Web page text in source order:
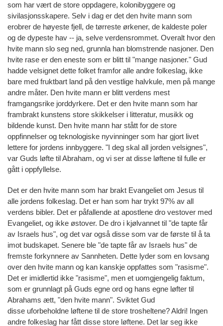
som har vært de store oppdagere, kolonibyggere og
sivilasjonsskapere. Selv i dag er det den hvite mann som
erobrer de høyeste fjell, de tørreste ørkener, de kaldeste poler
og de dypeste hav -- ja, selve verdensrommet. Overalt hvor den
hvite mann slo seg ned, grunnla han blomstrende nasjoner. Den
hvite rase er den eneste som er blitt til "mange nasjoner." Gud
hadde velsignet dette folket framfor alle andre folkeslag, ikke
bare med fruktbart land på den vestlige halvkule, men på mange
andre måter. Den hvite mann er blitt verdens mest
framgangsrike jorddyrkere. Det er den hvite mann som har
frambrakt kunstens store skikkelser i litteratur, musikk og
bildende kunst. Den hvite mann har stått for de store
oppfinnelser og teknologiske nyvinninger som har gjort livet
lettere for jordens innbyggere. "I deg skal all jorden velsignes",
var Guds løfte til Abraham, og vi ser at disse løftene til fulle er
gått i oppfyllelse.
Det er den hvite mann som har brakt Evangeliet om Jesus til
alle jordens folkeslag. Det er han som har trykt 97% av all
verdens bibler. Det er påfallende at apostlene dro vestover med
Evangeliet, og ikke østover. De dro i kjølvannet til "de tapte får
av Israels hus", og det var også disse som var de første til å ta
imot budskapet. Senere ble "de tapte får av Israels hus" de
fremste forkynnere av Sannheten. Dette lyder som en lovsang
over den hvite mann og kan kanskje oppfattes som "rasisme".
Det er imidlertid ikke "rasisme", men et uomgjengelig faktum,
som er grunnlagt på Guds egne ord og hans egne løfter til
Abrahams ætt, "den hvite mann". Sviktet Gud
disse uforbeholdne løftene til de store trosheltene? Aldri! Ingen
andre folkeslag har fått disse store løftene. Det lar seg ikke